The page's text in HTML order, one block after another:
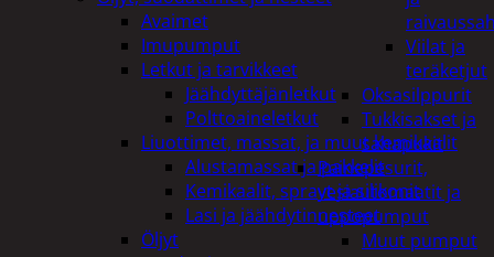
Viilat ja
teräketjut
Oksasilppurit
Tukkisakset ja
sahapukit
Painepesurit,
vesiautomaatit ja
uppopumput
Muut pumput
Avaimet
Imupumput
Letkut ja tarvikkeet
Jäähdyttäjänletkut
Polttoaineletkut
Liuottimet, massat, ja muut kemikaalit
Alustamassat ja pakkelit
Kemikaalit, sprayt ja silikonit
Lasi ja jäähdytinnesteet
Öljyt